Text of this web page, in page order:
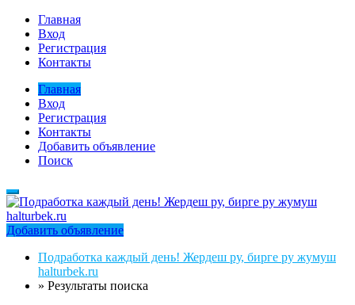
Главная
Вход
Регистрация
Контакты
Главная
Вход
Регистрация
Контакты
Добавить объявление
Поиск
Добавить объявление
Подработка каждый день! Жердеш ру, бирге ру жумуш
halturbek.ru
» Результаты поиска